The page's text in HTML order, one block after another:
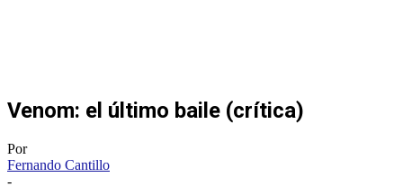
Venom: el último baile (crítica)
Por
Fernando Cantillo
-